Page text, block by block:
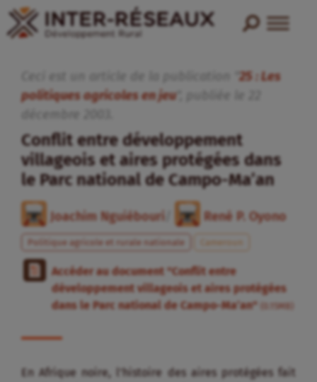
25 : Les
politiques agricoles en jeu", publiée
Conflit entre développement
villageois et aires protégées dans
le Parc national de Campo-Ma’an
Joachim Nguiébouri René P. Oyono
Politique agricole et rurale nationale Cameroun
Accéder au document "Conflit entre
développement villageois et aires protégées
dans le Parc national de Campo-Ma’an"
(0.15MB)
En Afrique noire, l’histoire des aires protégées fait